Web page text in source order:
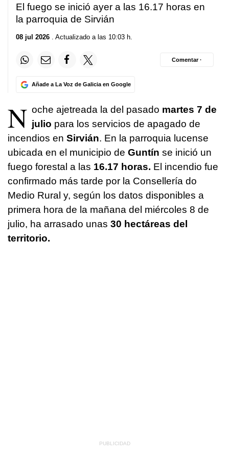
El fuego se inició ayer a las 16.17 horas en
la parroquia de Sirvián
08 jul 2026 . Actualizado a las 10:03 h.
Añade a La Voz de Galicia en Google
Comentar ·
N oche ajetreada la del pasado martes 7 de
julio para los servicios de apagado de
incendios en Sirvián. En la parroquia lucense
ubicada en el municipio de Guntín se inició un
fuego forestal a las 16.17 horas. El incendio fue
confirmado más tarde por la Consellería do
Medio Rural y, según los datos disponibles a
primera hora de la mañana del miércoles 8 de
julio, ha arrasado unas 30 hectáreas del
territorio.